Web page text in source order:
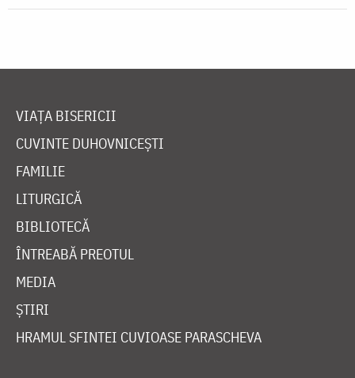
VIAȚA BISERICII
CUVINTE DUHOVNICEȘTI
FAMILIE
LITURGICĂ
BIBLIOTECĂ
ÎNTREABĂ PREOTUL
MEDIA
ȘTIRI
HRAMUL SFINTEI CUVIOASE PARASCHEVA